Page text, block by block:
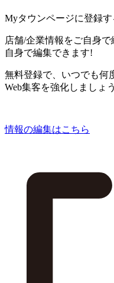
Myタウンページに登録す
店舗/企業情報をご自身
自身で編集できます!
無料登録で、いつでも何
Web集客を強化しましょう
情報の編集はこちら